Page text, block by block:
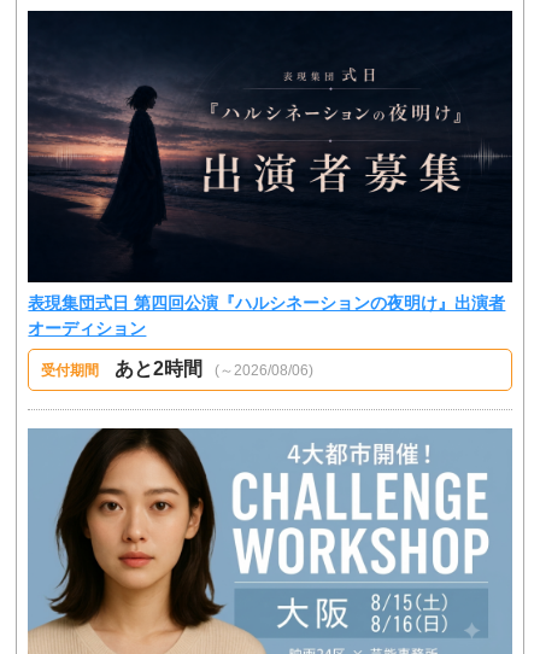
表現集団式日 第四回公演『ハルシネーションの夜明け』出演者
オーディション
受付期間 あと2時間 (～2026/08/06)